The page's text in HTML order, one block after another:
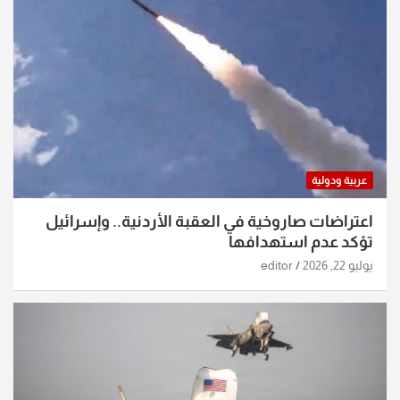
عربية ودولية
اعتراضات صاروخية في العقبة الأردنية.. وإسرائيل
تؤكد عدم استهدافها
يوليو 22, 2026 editor